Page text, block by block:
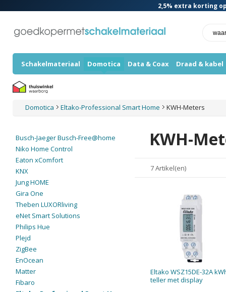
2,5% extra korting
Schakelmateriaal Domotica Data & Coax Draad & kabel
Domotica Eltako-Professional Smart Home KWH-Meters
KWH-
7 Artikel(en)
Eltako WSZ15DE-32A
teller met display
Busch-Jaeger Busch-Free@home
Niko Home Control
Eaton xComfort
KNX
Jung HOME
Gira One
Theben LUXORliving
eNet Smart Solutions
Philips Hue
Plejd
ZigBee
EnOcean
Matter
Fibaro